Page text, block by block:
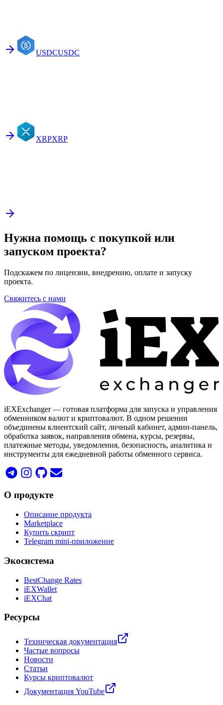
USDCUSDC
XRPXRP
Нужна помощь с покупкой или
запуском проекта?
Подскажем по лицензии, внедрению, оплате и запуску
проекта.
Свяжитесь с нами
iEXExchanger — готовая платформа для запуска и управления
обменником валют и криптовалют. В одном решении
объединены клиентский сайт, личный кабинет, админ-панель,
обработка заявок, направления обмена, курсы, резервы,
платежные методы, уведомления, безопасность, аналитика и
инструменты для ежедневной работы обменного сервиса.
О продукте
Описание продукта
Marketplace
Купить скрипт
Telegram mini-приложение
Экосистема
BestChange Rates
iEXWallet
iEXChat
Ресурсы
Техническая документация
Частые вопросы
Новости
Статьи
Курсы криптовалют
Документация YouTube